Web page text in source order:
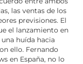
las ventas de los
previsiones. El
el lanzamiento en
huída hacia
ello. Fernando
en España, no lo